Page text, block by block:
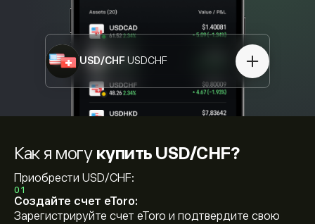
USD/CHF USDCHF
Как я могу купить USD/CHF?
Приобрести USD/CHF:
01
Создайте счет eToro:
Зарегистрируйте счет eToro и подтвердите свою